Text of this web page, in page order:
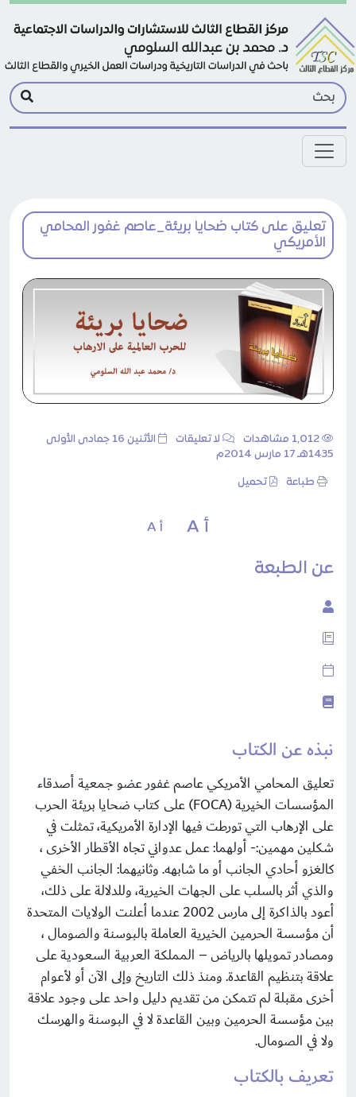
Skip to main content
تعليق على كتاب ضحايا بريئة_عاصم غفور المحامي
الأمريكي
لا تعليقات
الأثنين 16 جمادى الأولى
1435هـ 17 مارس 2014م
طباعة تحميل
أ A أ A
عن الطبعة
نبذه عن الكتاب
تعليق المحامي الأمريكي عاصم غفور عضو جمعية أصدقاء
المؤسسات الخيرية (FOCA) على كتاب ضحايا بريئة الحرب
على الإرهاب التي تورطت فيها الإدارة الأمريكية، تمثلت في
شكلين مهمين:- أولهما: عمل عدواني تجاه الأقطار الأخرى ،
كالغزو أحادي الجانب أو ما شابهه. وثانيهما: الجانب الخفي
والذي أثر بالسلب على الجهات الخيرية، وللدلالة على ذلك،
أعود بالذاكرة إلى مارس 2002 عندما أعلنت الولايات المتحدة
أن مؤسسة الحرمين الخيرية العاملة بالبوسنة والصومال ،
ومصادر تمويلها بالرياض – المملكة العربية السعودية على
علاقة بتنظيم القاعدة. ومنذ ذلك التاريخ وإلى الآن أو لأعوام
أخرى مقبلة لم تتمكن من تقديم دليل واحد على وجود علاقة
بين مؤسسة الحرمين وبين القاعدة لا في البوسنة والهرسك
ولا في الصومال.
تعريف بالكتاب